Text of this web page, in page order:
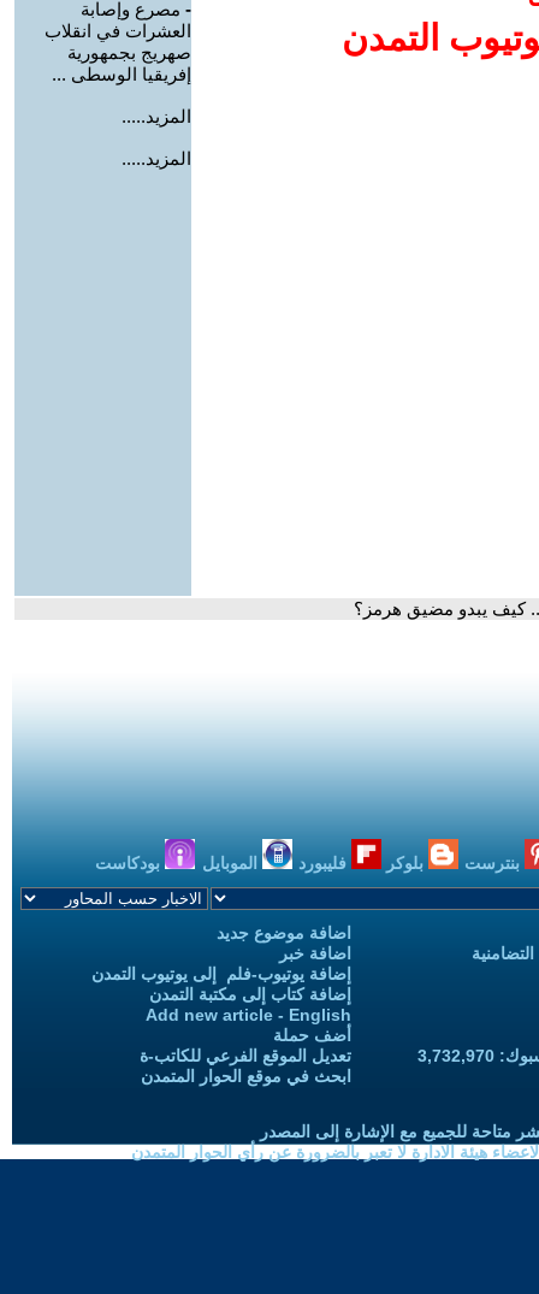
التمدن
- مصرع وإصابة
العشرات في انقلاب
صهريج بجمهورية
إفريقيا الوسطى ...
المزيد.....
المزيد.....
كيف يبدو مضيق هرمز؟
بنترست بلوكر فليبورد الموبايل بودكاست
اضافة موضوع جديد
اضافة خبر
إضافة يوتيوب-فلم إلى يوتيوب التمدن
إضافة كتاب إلى مكتبة التمدن
Add new article - English
أضف حملة
تعديل الموقع الفرعي للكاتب-ة
ابحث في موقع الحوار المتمدن
متاحة للجميع مع الإشارة إلى المصدر
هيئة الادارة لا تعبر بالضرورة عن رأي الحوار المتمدن